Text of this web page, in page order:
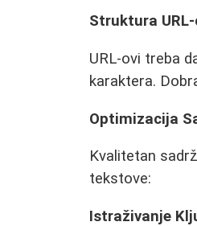
Struktura
URL-ovi treba
karaktera.
Optimizacija
Kvalitetan
tekstove:
Istraživanje